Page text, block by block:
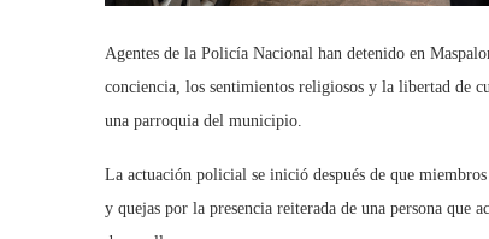
Agentes de la Policía Nacional han detenido en
conciencia, los sentimientos religiosos y la libertad de
una parroquia del municipio.
La actuación policial se inició después de que
y quejas por la presencia reiterada de una persona que